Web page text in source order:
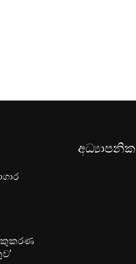
අධ්‍යාපනික